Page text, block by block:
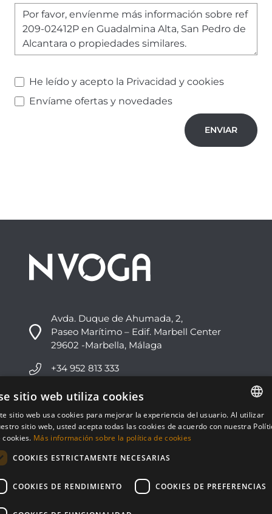
He leído y acepto la Privacidad y cookies
Envíame ofertas y novedades
ENVIAR
Avda. Duque de Ahumada, 2,
Paseo Marítimo – Edif. Marbell Center
29602 -Marbella, Málaga
+34 952 813 333
info@nvoga.com
C. del Ciervo, 1D
Urbanización Los Monteros
ENGLISH
sitio web utiliza cookies
sitio web usa cookies para mejorar la experiencia del usuario. Al utilizar
sitio web, usted acepta todas las cookies de acuerdo con nuestra
cookies. Más información sobre la política de cookies
COOKIES ESTRICTAMENTE NECESARIAS
COOKIES DE RENDIMIENTO COOKIES DE PREFERENCIAS